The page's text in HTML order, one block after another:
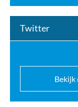
Twitter
Bekijk